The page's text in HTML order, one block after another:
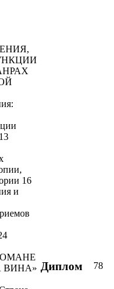
16
и
ВИНА» Диплом 78